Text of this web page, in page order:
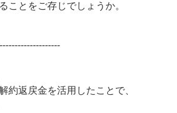
ことをご存じでしょうか。
約返戻金を活用したことで、